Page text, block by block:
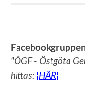
Facebookgruppen
"ÖGF - Östgöta
hittas: ¦HÄR¦